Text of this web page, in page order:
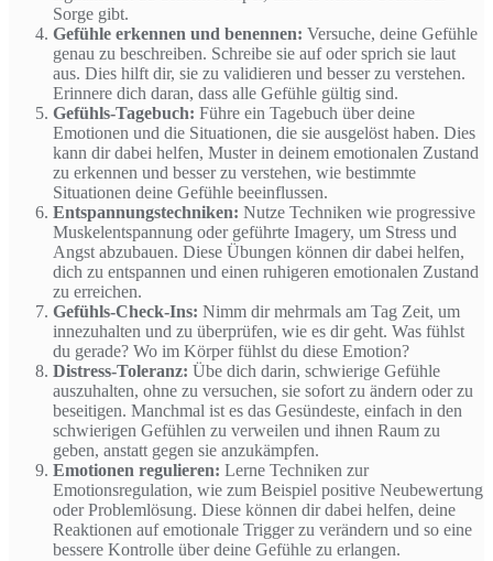
Sorge gibt.
Gefühle erkennen und benennen: Versuche, deine Gefühle
genau zu beschreiben. Schreibe sie auf oder sprich sie laut
aus. Dies hilft dir, sie zu validieren und besser zu verstehen.
Erinnere dich daran, dass alle Gefühle gültig sind.
Gefühls-Tagebuch: Führe ein Tagebuch über deine
Emotionen und die Situationen, die sie ausgelöst haben. Dies
kann dir dabei helfen, Muster in deinem emotionalen Zustand
zu erkennen und besser zu verstehen, wie bestimmte
Situationen deine Gefühle beeinflussen.
Entspannungstechniken: Nutze Techniken wie progressive
Muskelentspannung oder geführte Imagery, um Stress und
Angst abzubauen. Diese Übungen können dir dabei helfen,
dich zu entspannen und einen ruhigeren emotionalen Zustand
zu erreichen.
Gefühls-Check-Ins: Nimm dir mehrmals am Tag Zeit, um
innezuhalten und zu überprüfen, wie es dir geht. Was fühlst
du gerade? Wo im Körper fühlst du diese Emotion?
Distress-Toleranz: Übe dich darin, schwierige Gefühle
auszuhalten, ohne zu versuchen, sie sofort zu ändern oder zu
beseitigen. Manchmal ist es das Gesündeste, einfach in den
schwierigen Gefühlen zu verweilen und ihnen Raum zu
geben, anstatt gegen sie anzukämpfen.
Emotionen regulieren: Lerne Techniken zur
Emotionsregulation, wie zum Beispiel positive Neubewertung
oder Problemlösung. Diese können dir dabei helfen, deine
Reaktionen auf emotionale Trigger zu verändern und so eine
bessere Kontrolle über deine Gefühle zu erlangen.